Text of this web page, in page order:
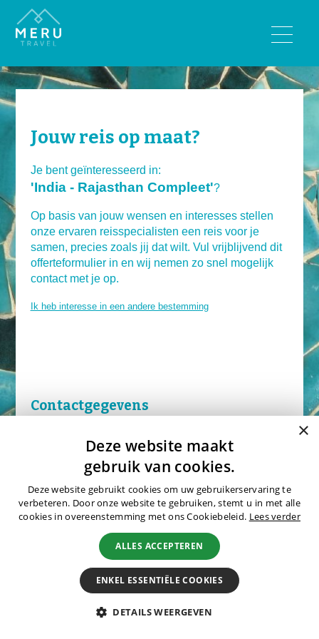
BESTEMMINGEN
India
Sri Lanka
Tibet
REISTYPES
Wandelreizen
Rondreizen
Familiereizen
Fotografiereizen
OFFERTE
BLOGS
OVER MERU
Wie zijn wij?
Waarom Meru
Jouw reis op maat?
Je bent geïnteresseerd in:
'India - Rajasthan Compleet'?
Op basis van jouw wensen en interesses stellen
onze ervaren reisspecialisten een reis voor je
samen, precies zoals jij dat wilt. Vul vrijblijvend dit
offerteformulier in en wij nemen zo snel mogelijk
contact met je op.
Ik heb interesse in een andere bestemming
Contactgegevens
Naam:
×
Deze website maakt
gebruik van cookies.
Deze website gebruikt cookies om uw gebruikerservaring te
verbeteren. Door onze website te gebruiken, stemt u in met alle
cookies in overeenstemming met ons Cookiebeleid. Lees verder
ALLES ACCEPTEREN
ENKEL ESSENTIËLE COOKIES
DETAILS WEERGEVEN